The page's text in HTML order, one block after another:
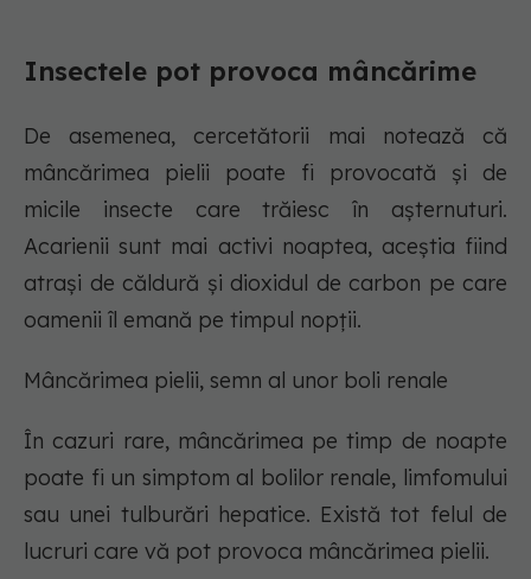
Insectele pot provoca mâncărime
De asemenea, cercetătorii mai notează că
mâncărimea pielii poate fi provocată și de
micile insecte care trăiesc în așternuturi.
Acarienii sunt mai activi noaptea, aceștia fiind
atrași de căldură și dioxidul de carbon pe care
oamenii îl emană pe timpul nopții.
Mâncărimea pielii, semn al unor boli renale
În cazuri rare, mâncărimea pe timp de noapte
poate fi un simptom al bolilor renale, limfomului
sau unei tulburări hepatice. Există tot felul de
lucruri care vă pot provoca mâncărimea pielii.